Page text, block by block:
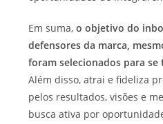
Em suma,o objetivo do
defensores da marca,
foram selecionados para
Além disso, atrai e fideliza
pelos resultados, visões e
busca ativa por